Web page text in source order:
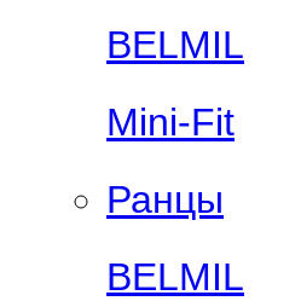
BELMIL
Mini-Fit
Ранцы
BELMIL